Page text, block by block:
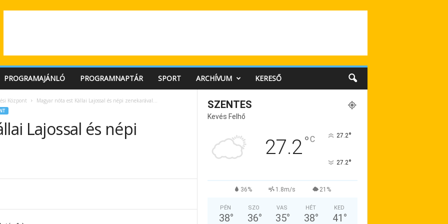
PROGRAMAJÁNLÓ PROGRAMNAPTÁR SPORT ARCHÍVUM KERESŐ
Központ Magyar nóta est Kállai Lajossal és népi zenekarával…
Lajossal és népi
SZENTES
Kevés Felhő
27.2°C 27.2°
27.2°
36% 1.8m/s 21%
PÉN
38°
SZO
36°
VAS
35°
HÉT
38°
KED
41 °